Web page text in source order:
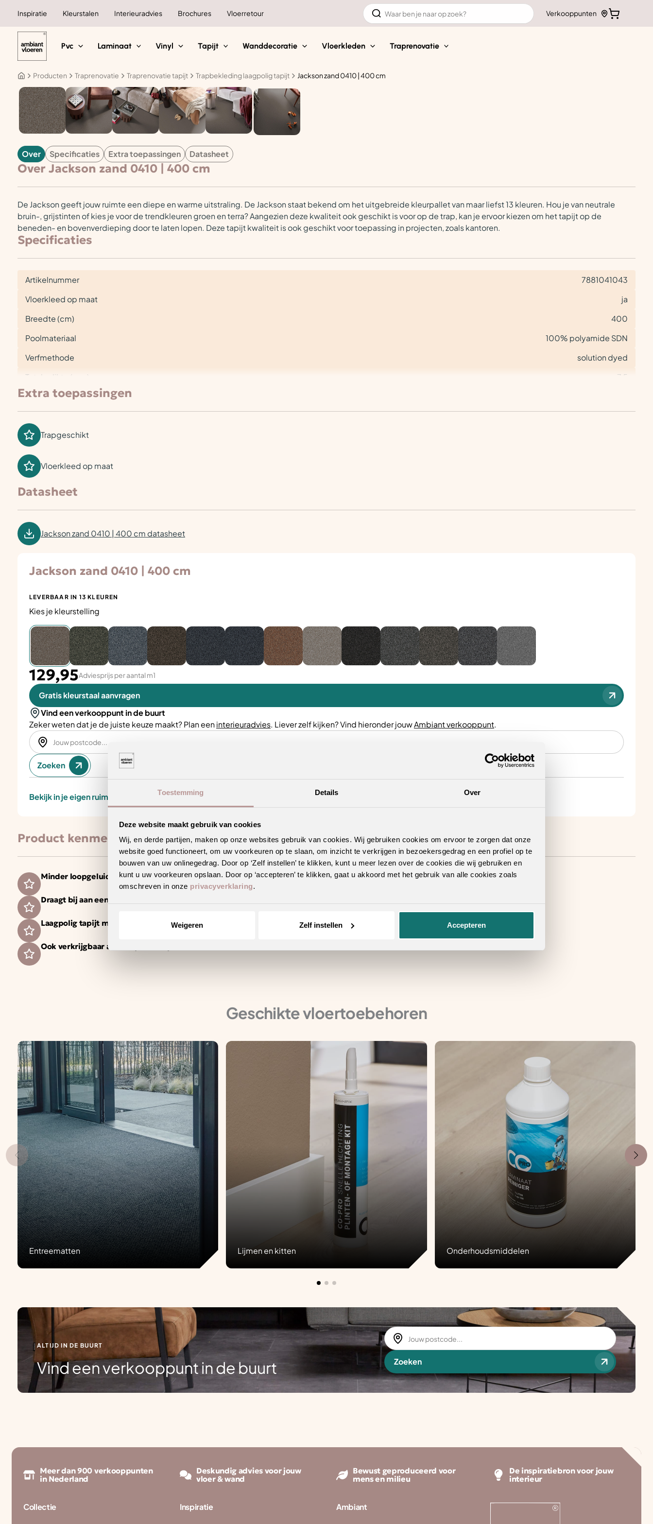
Toestemming Details Over
Deze website maakt gebruik van cookies
Wij, en derde partijen, maken op onze websites gebruik van cookies. Wij gebruiken cookies om ervoor te zorgen dat onze
website goed functioneert, om uw voorkeuren op te slaan, om inzicht te verkrijgen in bezoekersgedrag en een profiel op te
bouwen van uw onlinegedrag. Door op ‘Zelf instellen’ te klikken, kunt u meer lezen over de cookies die wij gebruiken en
kunt u uw voorkeuren opslaan. Door op ‘accepteren’ te klikken, gaat u akkoord met het gebruik van alle cookies zoals
omschreven in onze privacyverklaring.
Weigeren Zelf instellen Accepteren
Inspiratie Kleurstalen Interieuradvies Brochures Vloerretour
Zoeken
naar:
Verkooppunten
Pvc Laminaat Vinyl Tapijt Wanddecoratie Vloerkleden Traprenovatie
Producten Traprenovatie Traprenovatie tapijt Trapbekleding laagpolig tapijt Jackson zand 0410 | 400 cm
TAPIJT
Over Specificaties Extra toepassingen Datasheet
Over Jackson zand 0410 | 400 cm
De Jackson geeft jouw ruimte een diepe en warme uitstraling. De Jackson staat bekend om het uitgebreide kleurpallet van maar liefst 13 kleuren. Hou je van neutrale
bruin-, grijstinten of kies je voor de trendkleuren groen en terra? Aangezien deze kwaliteit ook geschikt is voor op de trap, kan je ervoor kiezen om het tapijt op de
beneden- en bovenverdieping door te laten lopen. Deze tapijt kwaliteit is ook geschikt voor toepassing in projecten, zoals kantoren.
Specificaties
Artikelnummer
7881041043
Vloerkleed op maat
ja
Breedte (cm)
400
Poolmateriaal
100% polyamide SDN
Verfmethode
solution dyed
Totale dikte (mm)
7,5
Extra toepassingen
Trapgeschikt
Vloerkleed op maat
Datasheet
Jackson zand 0410 | 400 cm datasheet
Jackson zand 0410 | 400 cm
LEVERBAAR IN 13 KLEUREN
Kies je kleurstelling
129,95Adviesprijs per aantal m1
Gratis kleurstaal aanvragen
Vind een verkooppunt in de buurt
Zeker weten dat je de juiste keuze maakt? Plan eeninterieuradvies. Liever zelf kijken? Vind hieronder jouwAmbiant verkooppunt.
Zoeken
Bekijk in je eigen ruimte
Product kenmerken
Minder loopgeluid voor meer wooncomfort
Draagt bij aan een gezonder binnenklimaat
Laagpolig tapijt met een strakke en moderne uitstraling
Ook verkrijgbaar als complete traprenovatie in hetzelfde decor
Geschikte vloertoebehoren
Entreematten Lijmen en kitten Onderhoudsmiddelen
ALTIJD IN DE BUURT
Vind een verkooppunt in de buurt Zoeken
Meer dan 900 verkooppunten
in Nederland
Deskundig advies voor jouw
vloer & wand
Bewust geproduceerd voor
mens en milieu
De inspiratiebron voor jouw
interieur
Collectie Inspiratie Ambiant